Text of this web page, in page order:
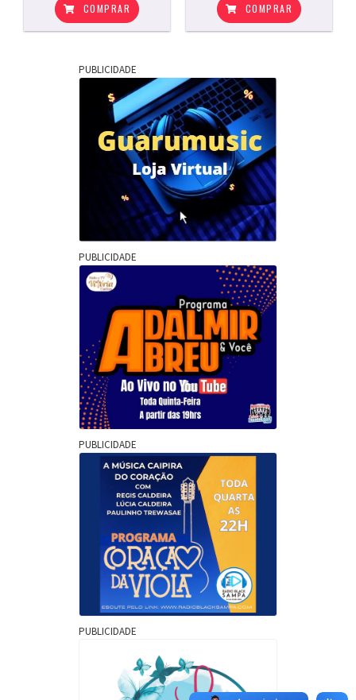
COMPRAR COMPRAR
PUBLICIDADE
PUBLICIDADE
PUBLICIDADE
PUBLICIDADE